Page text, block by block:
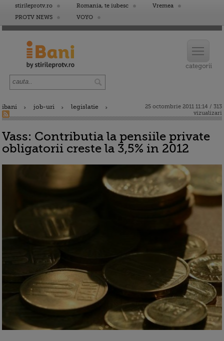
stirileprotv.ro Romania, te iubesc
Vremea
PROTV NEWS
VOYO
ibani job-uri legislatie
25 octombrie 2011 11:14 / 313
vizualizari
Vass: Contributia la pensiile private
obligatorii creste la 3,5% in 2012